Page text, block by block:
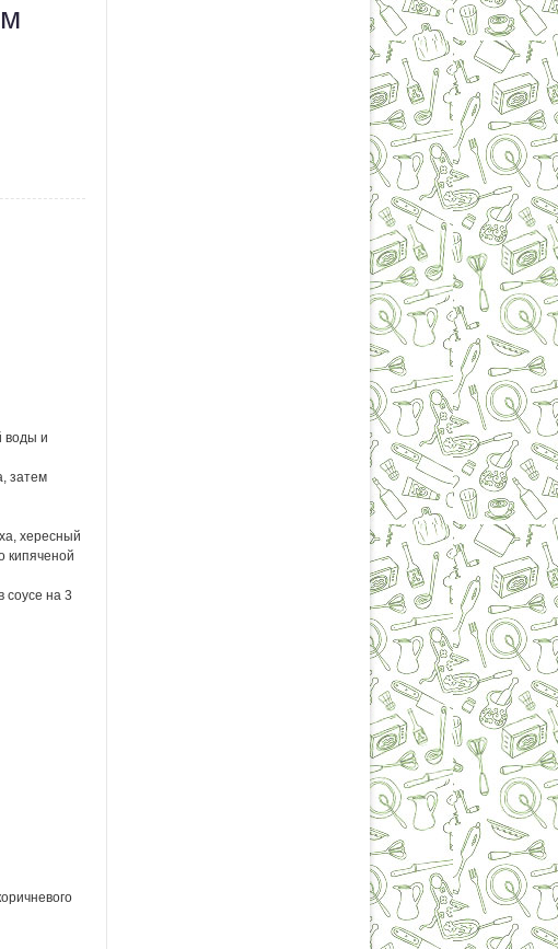
воды и
затем
хересный
кипяченой
соусе на 3